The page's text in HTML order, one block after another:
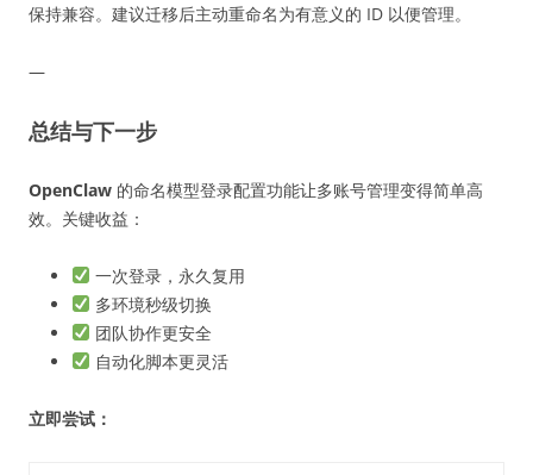
保持兼容。建议迁移后主动重命名为有意义的 ID 以便管理。
—
总结与下一步
OpenClaw 的命名模型登录配置功能让多账号管理变得简单高
效。关键收益：
一次登录，永久复用
多环境秒级切换
团队协作更安全
自动化脚本更灵活
立即尝试：